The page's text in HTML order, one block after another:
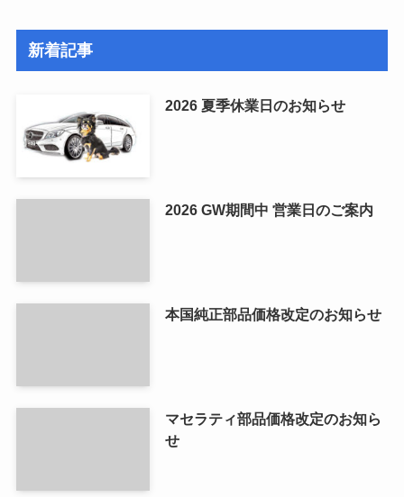
新着記事
2026 夏季休業日のお知らせ
2026 GW期間中 営業日のご案内
本国純正部品価格改定のお知らせ
マセラティ部品価格改定のお知ら
せ